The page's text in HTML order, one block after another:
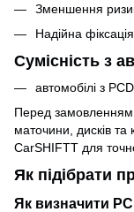
Зменшення
Надійна
Сумісність з
автомобілі з
Перед замовленням
маточини, дисків та
CarSHIFTT для
Як підібрати
Як визначити